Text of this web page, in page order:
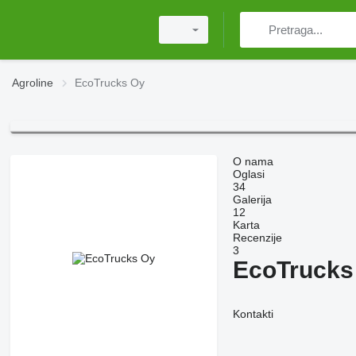
Agroline EcoTrucks Oy
O nama
Oglasi
34
Galerija
12
Karta
Recenzije
3
Kontakti